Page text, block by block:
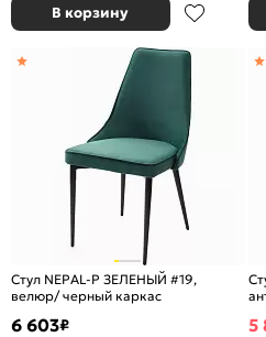
В корзину
Стул NEPAL-P ЗЕЛЕНЫЙ #19,
велюр/ черный каркас
6 603₽ 5